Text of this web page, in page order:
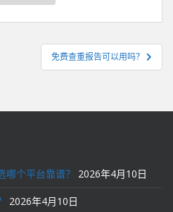
免费查重报告可以用吗？
个平台靠谱？ 2026年4月10日
2026年4月10日